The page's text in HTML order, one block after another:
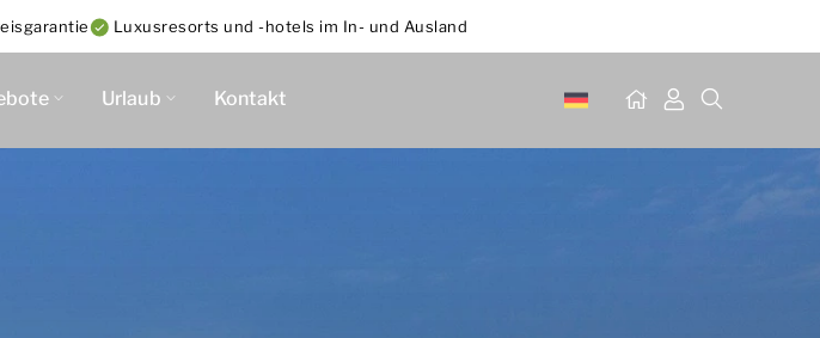
Luxusresorts und -hotels im In- und Ausland
Urlaub Kontakt